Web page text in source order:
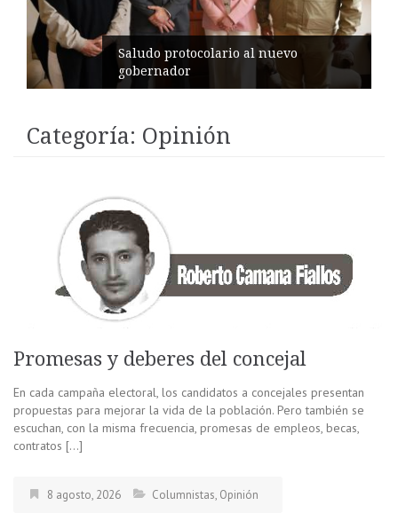
Pelileo conmemora 77 años del
terremoto
Categoría: Opinión
Promesas y deberes del concejal
En cada campaña electoral, los candidatos a concejales presentan
propuestas para mejorar la vida de la población. Pero también se
escuchan, con la misma frecuencia, promesas de empleos, becas,
contratos […]
8 agosto, 2026 Columnistas, Opinión